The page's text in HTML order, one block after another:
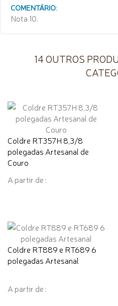
COMENTÁRIO:
Nota 10.
14 OUTROS
Coldre RT357H 8,3/8
polegadas Artesanal de
Couro
A partir de :
Coldre RT889 e RT689 6
polegadas Artesanal
A partir de :